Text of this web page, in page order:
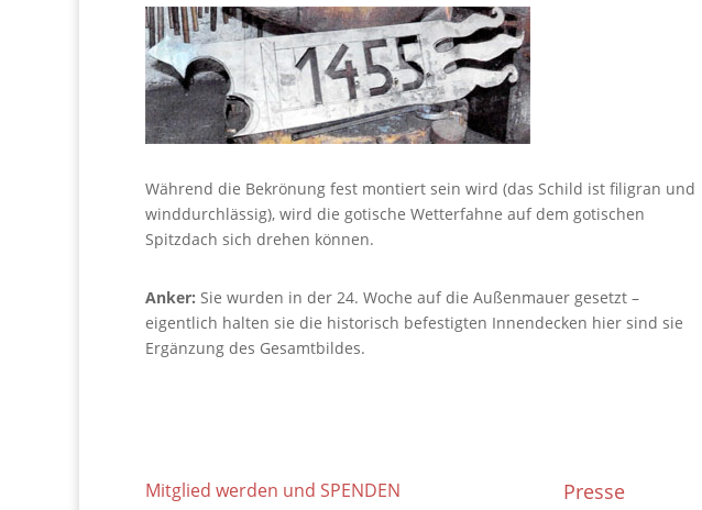
Während die Bekrönung fest montiert sein wird (das Schild ist filigran und
winddurchlässig), wird die gotische Wetterfahne auf dem gotischen
Spitzdach sich drehen können.
Anker: Sie wurden in der 24. Woche auf die Außenmauer gesetzt –
eigentlich halten sie die historisch befestigten Innendecken hier sind sie
Ergänzung des Gesamtbildes.
Mitglied werden und SPENDEN Presse